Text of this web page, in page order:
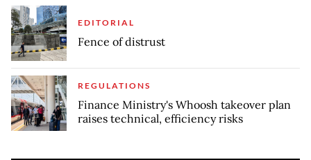
EDITORIAL
Fence of distrust
REGULATIONS
Finance Ministry's Whoosh takeover plan
raises technical, efficiency risks